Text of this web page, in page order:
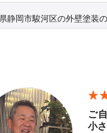
静岡市駿河区の外壁塗装
ご
小